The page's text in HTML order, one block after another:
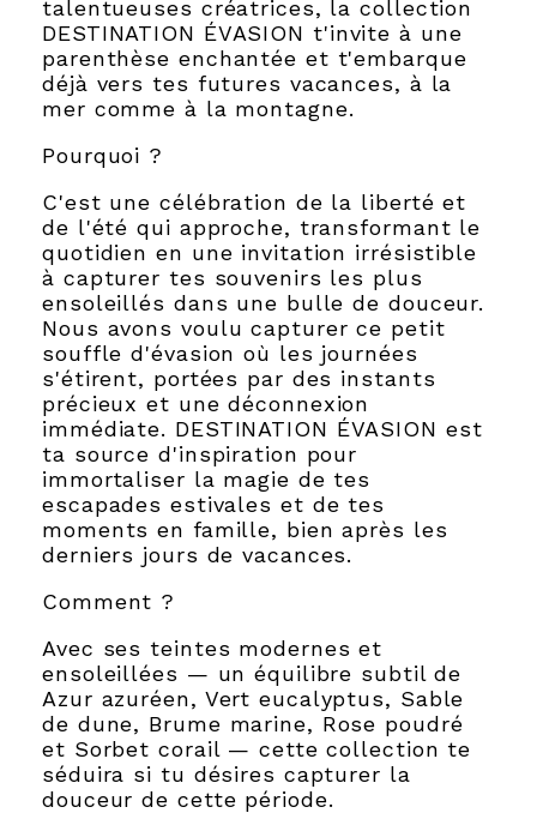
talentueuses créatrices, la collection
DESTINATION ÉVASION t'invite à une
parenthèse enchantée et t'embarque
déjà vers tes futures vacances, à la
mer comme à la montagne.
Pourquoi ?
C'est une célébration de la liberté et
de l'été qui approche, transformant le
quotidien en une invitation irrésistible
à capturer tes souvenirs les plus
ensoleillés dans une bulle de douceur.
Nous avons voulu capturer ce petit
souffle d'évasion où les journées
s'étirent, portées par des instants
précieux et une déconnexion
immédiate. DESTINATION ÉVASION est
ta source d'inspiration pour
immortaliser la magie de tes
escapades estivales et de tes
moments en famille, bien après les
derniers jours de vacances.
Comment ?
Avec ses teintes modernes et
ensoleillées — un équilibre subtil de
Azur azuréen, Vert eucalyptus, Sable
de dune, Brume marine, Rose poudré
et Sorbet corail — cette collection te
séduira si tu désires capturer la
douceur de cette période.